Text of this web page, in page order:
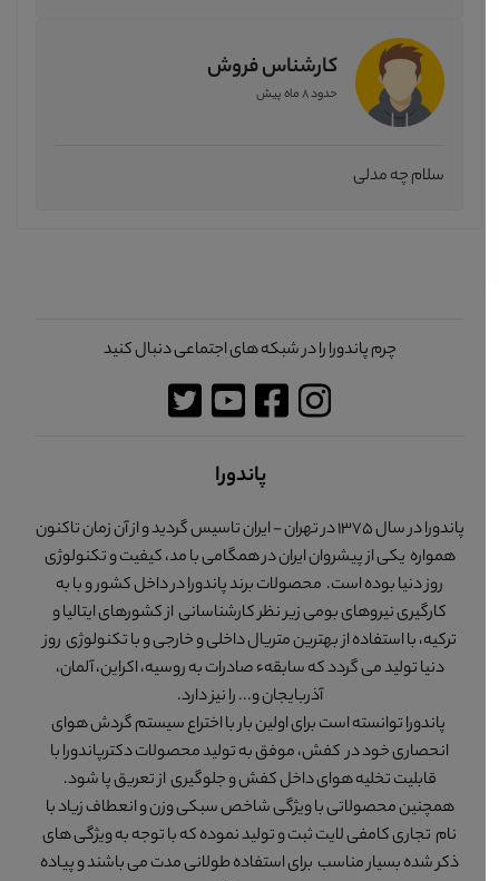
کارشناس فروش
حدود 8 ماه پیش
سلام چه مدلی
چرم پاندورا را در شبکه های اجتماعی دنبال کنید
پاندورا
پاندورا در سال 1375 در تهران - ایران تاسیس گردید و از آن زمان تاکنون
همواره یکی از پیشروان ایران در همگامی با مد، کیفیت و تکنولوژی
روز دنیا بوده است. محصولات برند پاندورا در داخل کشور و با به
کارگیری نیروهای بومی زیر نظر کارشناسانی از کشورهای ایتالیا و
ترکیه، با استفاده از بهترین متریال داخلی و خارجی و با تکنولوژی روز
دنیا تولید می گردد که سابقهء صادرات به روسیه، اکراین، آلمان،
آذربایجان و... را نیز دارد.
پاندورا توانسته است برای اولین بار با اختراع سیستم گردش هوای
انحصاری خود در کفش، موفق به تولید محصولات دکترپاندورا با
قابلیت تخلیه هوای داخل کفش و جلوگیری از تعریق پا شود.
همچنین محصولاتی با ویژگی شاخص سبکی وزن و انعطاف زیاد با
نام تجاری کامفی لایت ثبت و تولید نموده که با توجه به ویژگی های
ذکر شده بسیار مناسب برای استفاده طولانی مدت می باشند و پیاده